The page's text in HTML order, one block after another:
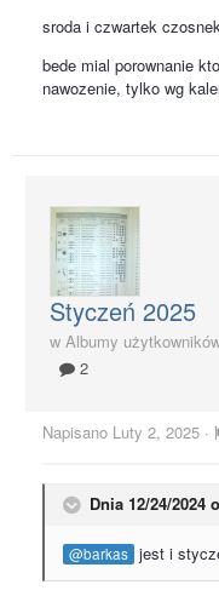
sroda i czwartek
bede mial porownanie
nawozenie, tylko wg
Styczeń 2025
w Albumy
2
Napisano Luty 2, 2025 ·
Dnia 12/24/2024
@barkas jest i